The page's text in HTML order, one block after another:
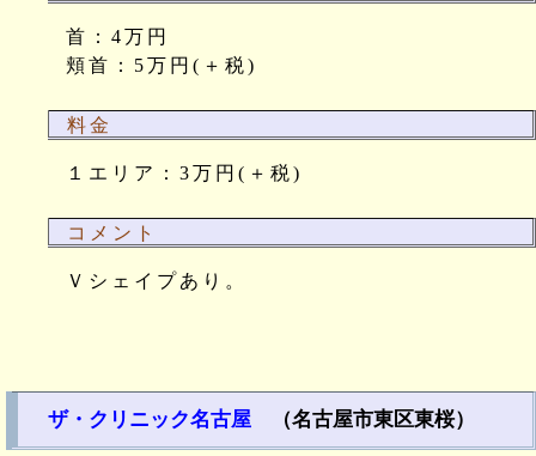
首：4万円
頬首：5万円(＋税)
料金
１エリア：3万円(＋税)
コメント
Ｖシェイプあり。
ザ・クリニック名古屋 （名古屋市東区東桜）